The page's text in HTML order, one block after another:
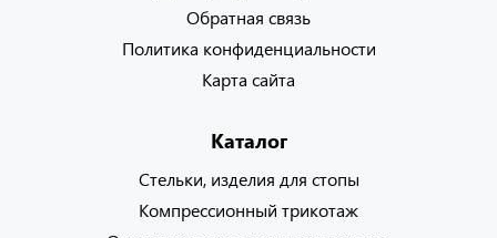
Обратная связь
Политика конфиденциальности
Карта сайта
Каталог
Стельки, изделия для стопы
Компрессионный трикотаж